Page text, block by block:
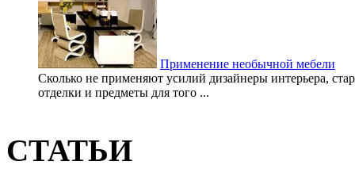
Применение необычной мебели
Сколько не применяют усилий дизайнеры интерьера,
отделки и предметы для того ...
СТАТЬИ